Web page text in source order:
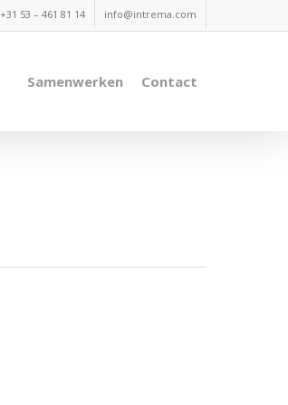
+31 53 – 461 81 14 info@intrema.com
Samenwerken Contact